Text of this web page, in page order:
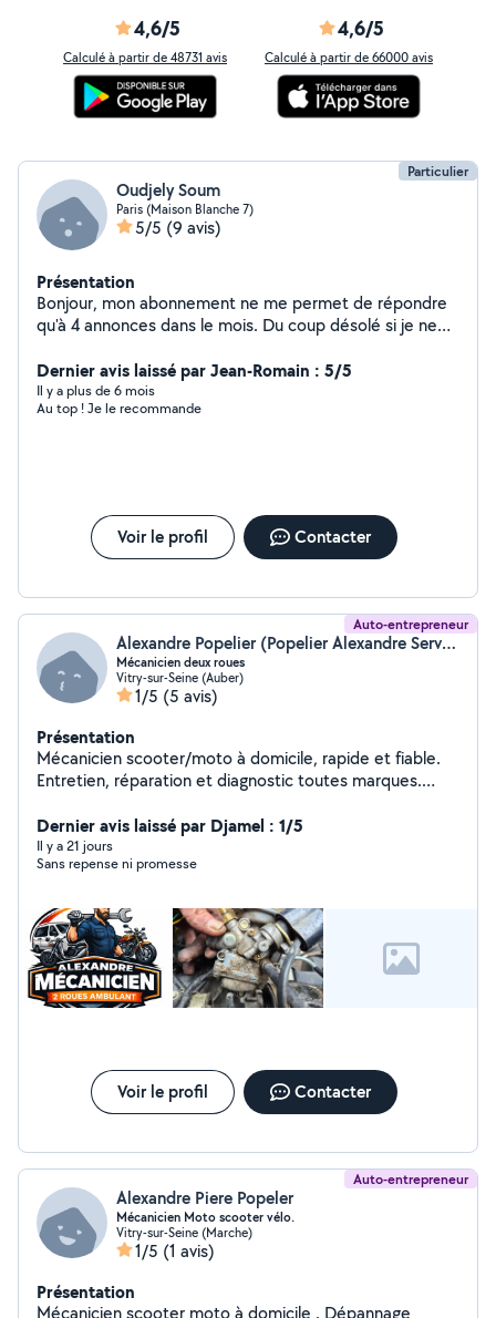
4,6/5
Calculé à partir de 48731 avis
4,6/5
Calculé à partir de 66000 avis
Particulier
Oudjely Soum
Paris (Maison Blanche 7)
5/5 (9 avis)
Présentation
Bonjour, mon abonnement ne me permet de répondre
qu'à 4 annonces dans le mois. Du coup désolé si je ne
laisser votre contact et je vous rappel.
Dernier avis laissé par Jean-Romain : 5/5
Il y a plus de 6 mois
Au top ! Je le recommande
Voir le profil Contacter
Auto-entrepreneur
Alexandre Popelier (Popelier Alexandre Services)
Mécanicien deux roues
Vitry-sur-Seine (Auber)
1/5 (5 avis)
Présentation
Mécanicien scooter/moto à domicile, rapide et fiable.
Entretien, réparation et diagnostic toutes marques.
complexes, et bricolage soigné. Intervention rapide,
même urgente. Conseils avant achat de véhicule. Travail
propre, efficace, tarifs clairs. Disponible pour
formations dans la thématique j'entretiens et je répare
mon deux-roues. Pour plus de renseignements
Contactez-moi. Merci Mon numéro de téléphone est
visible n'hésitez pas.
Dernier avis laissé par Djamel : 1/5
Il y a 21 jours
Sans repense ni promesse
Voir le profil Contacter
Auto-entrepreneur
Alexandre Piere Popeler
Mécanicien Moto scooter vélo.
Vitry-sur-Seine (Marche)
1/5 (1 avis)
Présentation
Mécanicien scooter moto à domicile . Dépannage